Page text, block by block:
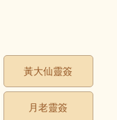
黃大仙靈簽
月老靈簽